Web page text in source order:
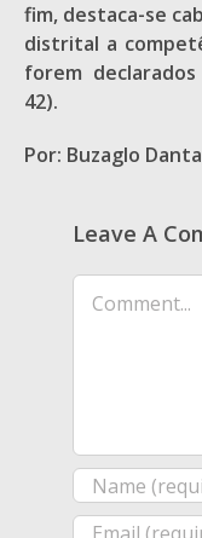
fim, destaca-se
distrital a
forem
42).
Por: Buzaglo
Leave A
Comment